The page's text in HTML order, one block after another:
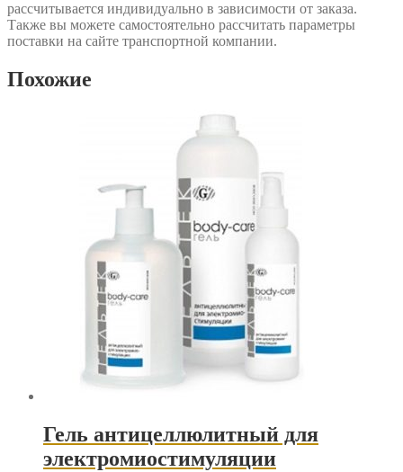
рассчитывается индивидуально в зависимости от заказа.
Также вы можете самостоятельно рассчитать параметры
поставки на сайте транспортной компании.
Похожие
Гель антицеллюлитный для
электромиостимуляции